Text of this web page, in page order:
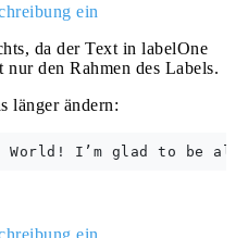
da der Text in labelOne
den Rahmen des Labels.
länger ändern: